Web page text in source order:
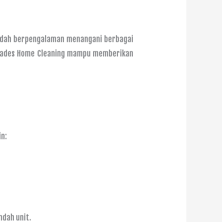
berpengalaman menangani berbagai
Home Cleaning mampu memberikan
unit.